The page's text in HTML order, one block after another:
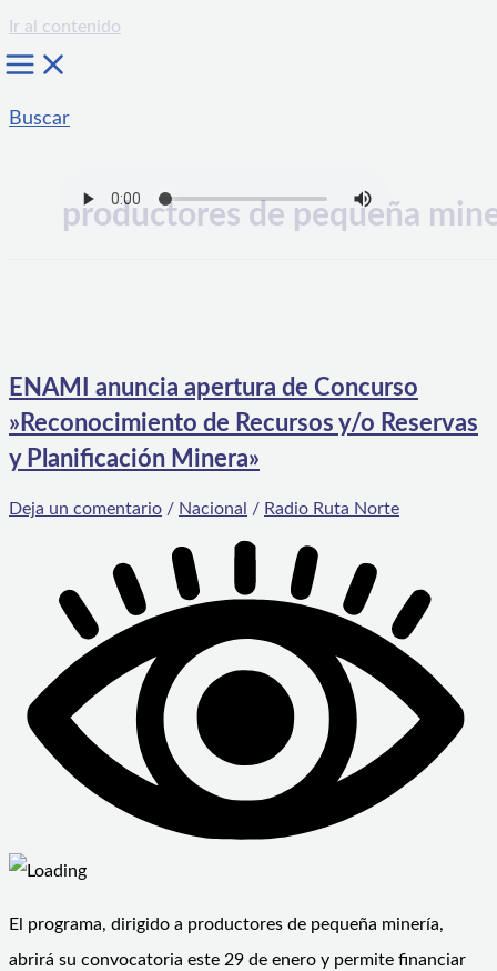
Ir al contenido
Buscar
productores de pequeña
ENAMI anuncia apertura de Concurso
»Reconocimiento de Recursos y/o Reservas
y Planificación Minera»
Deja un comentario / Nacional / Radio Ruta Norte
El programa, dirigido a productores de pequeña minería,
abrirá su convocatoria este 29 de enero y permite financiar